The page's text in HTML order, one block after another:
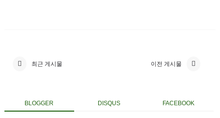
최근 게시물 이전 게시물
BLOGGER DISQUS FACEBOOK